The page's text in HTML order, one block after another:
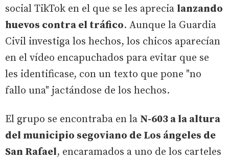
social TikTok en el que se les aprecia lanzando
huevos contra el tráfico. Aunque la Guardia
Civil investiga los hechos, los chicos aparecían
en el vídeo encapuchados para evitar que se
les identificase, con un texto que pone "no
fallo una" jactándose de los hechos.
El grupo se encontraba en la N-603 a la altura
del municipio segoviano de Los ángeles de
San Rafael, encaramados a uno de los carteles